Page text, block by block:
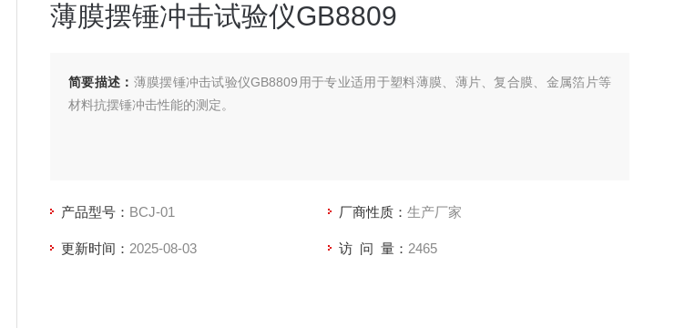
薄膜摆锤冲击试验仪GB8809
简要描述： 薄膜摆锤冲击试验仪GB8809用于专业适用于塑料薄膜、薄片、复合膜、金属箔片等
材料抗摆锤冲击性能的测定。
产品型号： BCJ-01 厂商性质：生产厂家
更新时间： 2025-08-03 访 问 量： 2465